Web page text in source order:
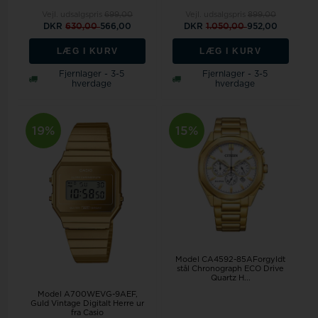
DKR630,00566,00
LÆG I KURV
Fjernlager - 3-5
hverdage
DKR 1.050,00952,00
LÆG I KURV
Fjernlager - 3-5
hverdage
19%
Model A700WEVG-9AEF
Guld Vintage Digitalt Herre ur
fra Casio
15%
Model CA4592-85AForgyldt
stål Chronograph ECO Drive
Quartz H...